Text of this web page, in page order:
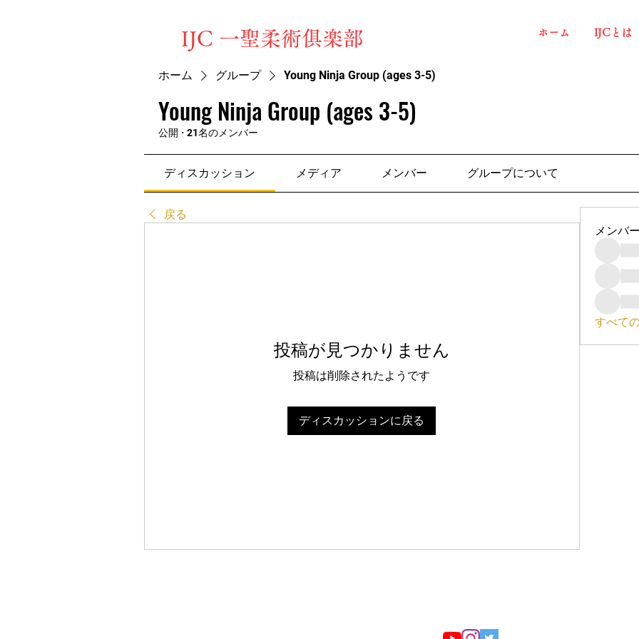
​IJC 一聖柔術俱楽部 ホーム IJCとは
ホーム グループ Young Ninja Group (ages 3-5)
Young Ninja Group (ages 3-5)
公開 · 21名のメンバー
ディスカッション メディア メンバー グループについて
戻る
投稿が見つかりません
投稿は削除されたようです
ディスカッションに戻る
メンバー
すべて